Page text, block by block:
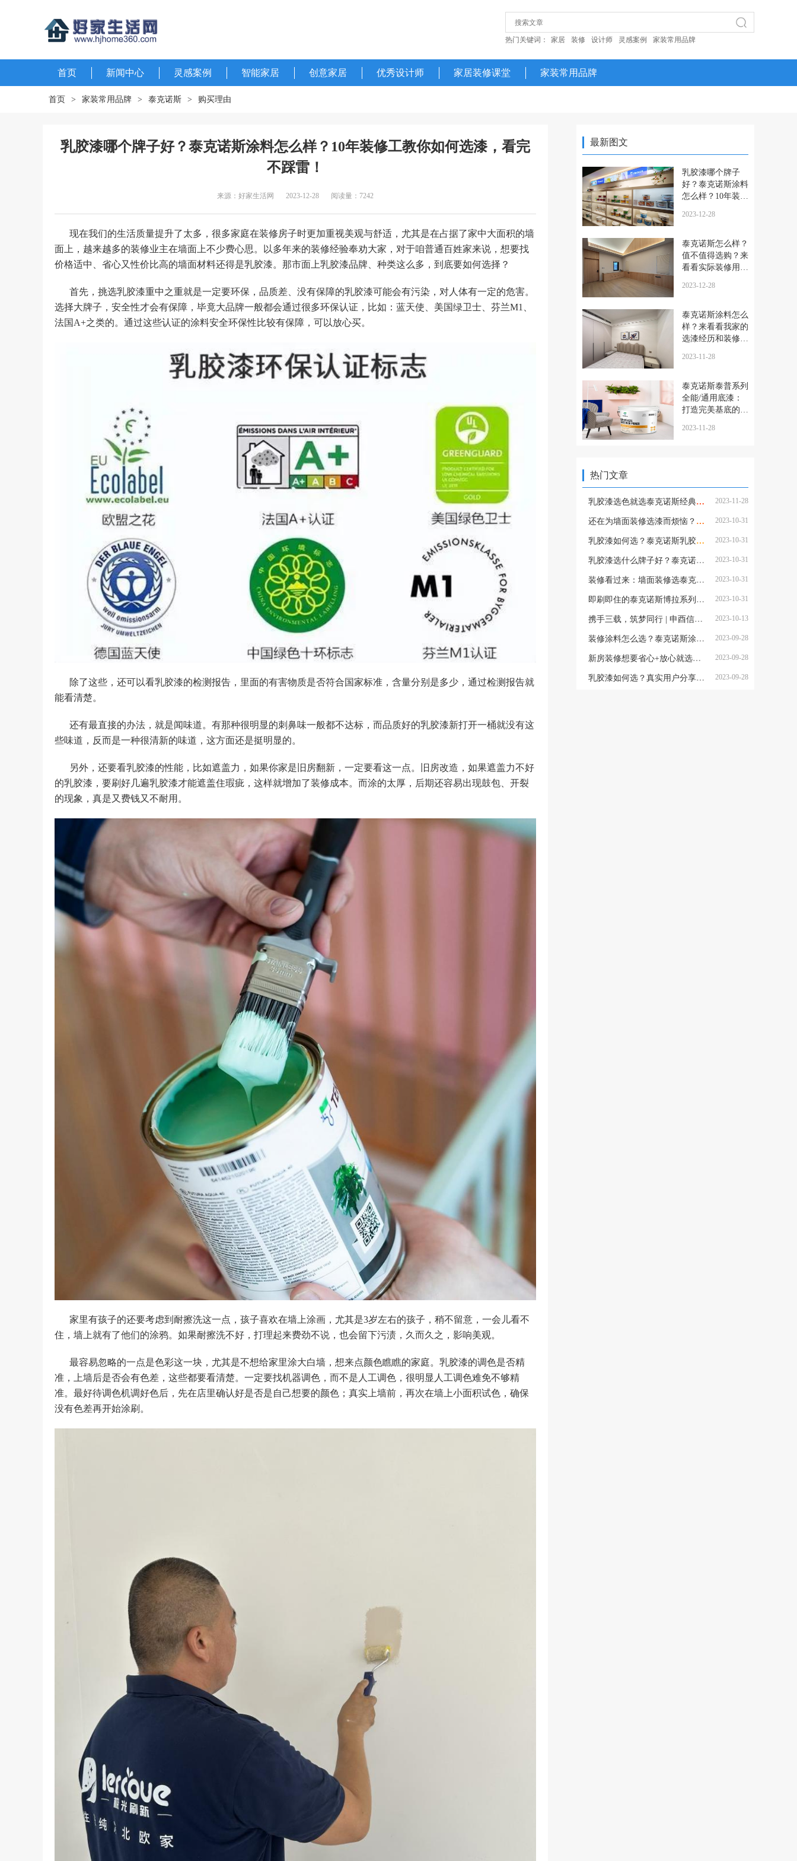
热门关键词： 家居 装修 设计师 灵感案例 家装常用品牌
首页 新闻中心 灵感案例 智能家居 创意家居 优秀设计师 家居装修课堂 家装常用品牌
首页 > 家装常用品牌 > 泰克诺斯 > 购买理由
乳胶漆哪个牌子好？泰克诺斯涂料怎么样？10年装修工教你如何选漆，看完
不踩雷！
来源：好家生活网 2023-12-28 阅读量：7242
现在我们的生活质量提升了太多，很多家庭在装修房子时更加重视美观与舒适，尤其是在占据了家中大面积的墙
面上，越来越多的装修业主在墙面上不少费心思。以多年来的装修经验奉劝大家，对于咱普通百姓家来说，想要找
价格适中、省心又性价比高的墙面材料还得是乳胶漆。那市面上乳胶漆品牌、种类这么多，到底要如何选择？
首先，挑选乳胶漆重中之重就是一定要环保，品质差、没有保障的乳胶漆可能会有污染，对人体有一定的危害。
选择大牌子，安全性才会有保障，毕竟大品牌一般都会通过很多环保认证，比如：蓝天使、美国绿卫士、芬兰M1、
法国A+之类的。通过这些认证的涂料安全环保性比较有保障，可以放心买。
除了这些，还可以看乳胶漆的检测报告，里面的有害物质是否符合国家标准，含量分别是多少，通过检测报告就
能看清楚。
还有最直接的办法，就是闻味道。有那种很明显的刺鼻味一般都不达标，而品质好的乳胶漆新打开一桶就没有这
些味道，反而是一种很清新的味道，这方面还是挺明显的。
另外，还要看乳胶漆的性能，比如遮盖力，如果你家是旧房翻新，一定要看这一点。旧房改造，如果遮盖力不好
的乳胶漆，要刷好几遍乳胶漆才能遮盖住瑕疵，这样就增加了装修成本。而涂的太厚，后期还容易出现鼓包、开裂
的现象，真是又费钱又不耐用。
家里有孩子的还要考虑到耐擦洗这一点，孩子喜欢在墙上涂画，尤其是3岁左右的孩子，稍不留意，一会儿看不
住，墙上就有了他们的涂鸦。如果耐擦洗不好，打理起来费劲不说，也会留下污渍，久而久之，影响美观。
最容易忽略的一点是色彩这一块，尤其是不想给家里涂大白墙，想来点颜色瞧瞧的家庭。乳胶漆的调色是否精
准，上墙后是否会有色差，这些都要看清楚。一定要找机器调色，而不是人工调色，很明显人工调色难免不够精
准。最好待调色机调好色后，先在店里确认好是否是自己想要的颜色；真实上墙前，再次在墙上小面积试色，确保
没有色差再开始涂刷。
最新图文
乳胶漆哪个牌子
好？泰克诺斯涂料
怎么样？10年装修
2023-12-28
泰克诺斯怎么样？
值不值得选购？来
看看实际装修用户
2023-12-28
泰克诺斯涂料怎么
样？来看看我家的
选漆经历和装修效
2023-11-28
泰克诺斯泰普系列
全能/通用底漆：
打造完美基底的秘
2023-11-28
热门文章
乳胶漆选色就选泰克诺斯经典色号：经久耐看，不易翻车 2023-11-28
还在为墙面装修选漆而烦恼？试试泰克诺斯吧 2023-10-31
乳胶漆如何选？泰克诺斯乳胶漆怎么样？最新好看、环保、性价比又高的乳胶漆品牌推荐 2023-10-31
乳胶漆选什么牌子好？泰克诺斯质量好吗？内行人教你如何选墙面漆，看完不踩坑 2023-10-31
装修看过来：墙面装修选泰克诺斯涂料的3大理由 2023-10-31
即刷即住的泰克诺斯博拉系列，打造理想的居住体验 2023-10-31
携手三载，筑梦同行 | 申酉信集团高层团队赴芬兰实地考察泰克诺斯工厂 2023-10-13
装修涂料怎么选？泰克诺斯涂料怎么样？颜值功能同在线，带你入住健康环保家 2023-09-28
新房装修想要省心+放心就选：泰克诺斯乳胶漆 2023-09-28
乳胶漆如何选？真实用户分享：泰克诺斯真的好吗？ 2023-09-28